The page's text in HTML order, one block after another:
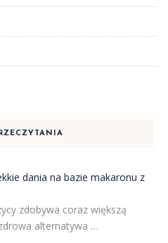
dania na bazie makaronu z
zdobywa coraz większą
alternatywa …